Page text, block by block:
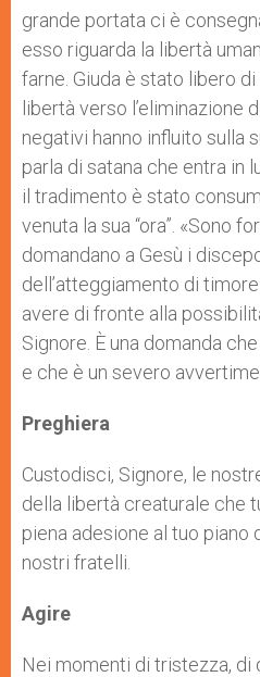
grande portata ci è
esso riguarda la libertà
farne. Giuda è stato libero
libertà verso l’eliminazione
negativi hanno influito sulla
parla di satana che entra in
il tradimento è stato
venuta la sua “ora”. «Sono
domandano a Gesù i
dell’atteggiamento di
avere di fronte alla
Signore. È una domanda
e che è un severo
Preghiera
Custodisci, Signore, le
della libertà creaturale che
piena adesione al tuo piano
nostri fratelli.
Agire
Nei momenti di tristezza, di